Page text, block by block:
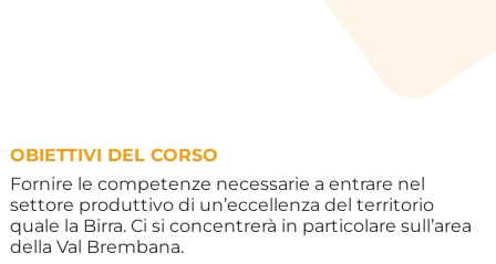
OBIETTIVI DEL CORSO
Fornire le competenze necessarie a entrare nel
settore produttivo di un’eccellenza del territorio
quale la Birra. Ci si concentrerà in particolare sull’area
della Val Brembana.